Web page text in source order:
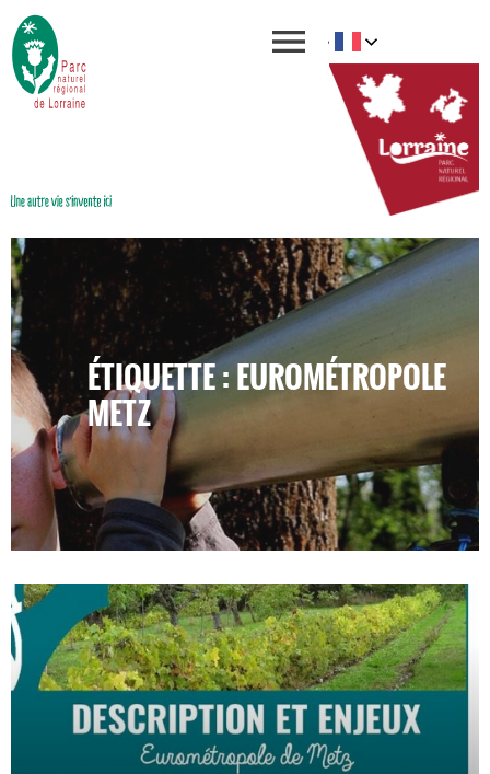
ÉTIQUETTE : EUROMÉTROPOLE
METZ